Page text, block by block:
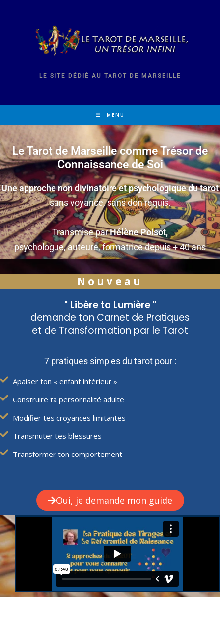
LE SITE DÉDIÉ AU TAROT DE MARSEILLE
MENU
Le Tarot de Marseille comme Trésor de
Connaissance de Soi
Une approche non divinatoire et psychologique du tarot
sans voyance, sans don requis.
Transmise parHélène Poisot,
psychologue, auteure, formatrice depuis + 40 ans
Nouveau
" Libère ta Lumière "
demande ton Carnet de Pratiques
et de Transformation par le Tarot
7 pratiques simples du tarot pour :
Apaiser ton « enfant intérieur »
Construire ta personnalité adulte
Modifier tes croyances limitantes
Transmuter tes blessures
Transformer ton comportement
Oui, je demande mon guide